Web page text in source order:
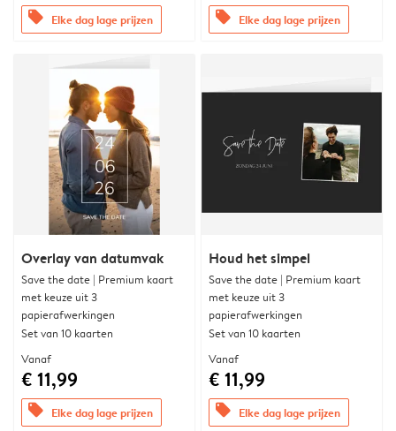
offers Elke dag lage prijzen offers Elke dag lage prijzen
Overlay van datumvak
Save the date | Premium kaart
met keuze uit 3
papierafwerkingen
Set van 10 kaarten
Vanaf
€ 11,99
offers Elke dag lage prijzen
Houd het simpel
Save the date | Premium kaart
met keuze uit 3
papierafwerkingen
Set van 10 kaarten
Vanaf
€ 11,99
offers Elke dag lage prijzen